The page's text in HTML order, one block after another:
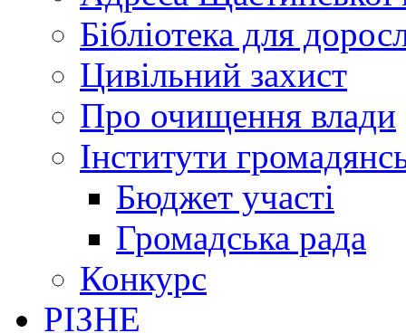
Бібліотека для
Цивільний захист
Про очищення влади
Інститути
Бюджет участі
Громадська рада
Конкурс
РІЗНЕ